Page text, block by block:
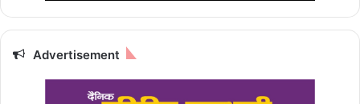
Advertisement